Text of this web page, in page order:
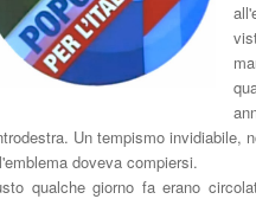
Un tempismo invidiabile,
doveva compiersi.
qualche giorno fa erano